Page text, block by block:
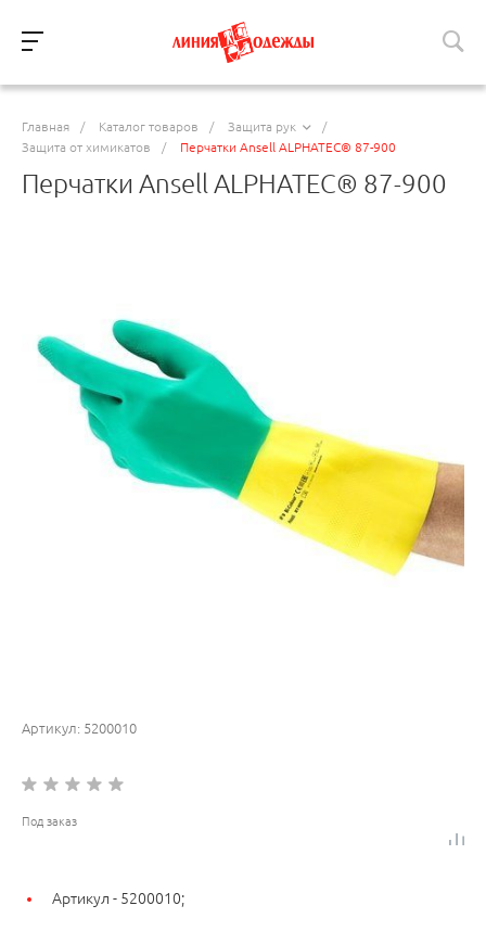
Главная / Каталог товаров / Защита рук
/
Защита от химикатов
/ Перчатки Ansell ALPHATEC® 87-900
Перчатки Ansell ALPHATEC® 87-900
Артикул: 5200010
Под заказ
Артикул - 5200010;